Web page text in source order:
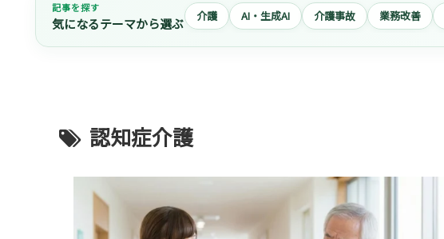
記事を探す
気になるテーマから選ぶ 介護 AI・生成AI 介護事故 業務改善
認知症介護